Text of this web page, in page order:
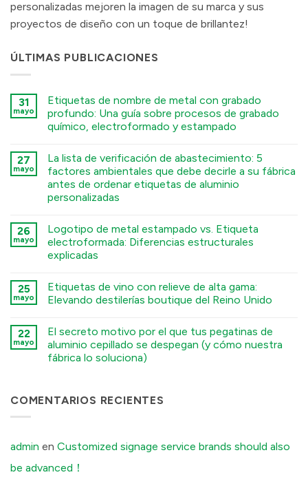
personalizadas mejoren la imagen de su marca y sus
proyectos de diseño con un toque de brillantez!
ÚLTIMAS PUBLICACIONES
31
mayo
Etiquetas de nombre de metal con grabado
profundo: Una guía sobre procesos de grabado
químico, electroformado y estampado
नहीं
Deep
Engraving
Metal
A
Chemical
Etching,
Electroforming,
and
में
27
mayo
La lista de verificación de abastecimiento: 5
factores ambientales que debe decirle a su fábrica
antes de ordenar etiquetas de aluminio
personalizadas
नहीं
The
Sourcing
Checklist:
Factors
You
Must
Factory
Before
Ordering
Custom
Aluminum
26
mayo
Logotipo de metal estampado vs. Etiqueta
electroformada: Diferencias estructurales
explicadas
नहीं
Stamped
Metal
Electroformed
Sticker:
Structural
Differences
25
mayo
Etiquetas de vino con relieve de alta gama:
Elevando destilerías boutique del Reino Unido
नहीं
Premium
Embossed
Wine
Distilleries
22
mayo
El secreto motivo por el que tus pegatinas de
aluminio cepillado se despegan (y cómo nuestra
fábrica lo soluciona)
The
Secret
Aluminum
Stickers
Off
COMENTARIOS RECIENTES
admin en Customized signage service brands should also
be advanced！